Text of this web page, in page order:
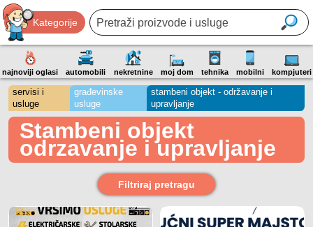
Kategorije
najnoviji oglasi automobili nekretnine moj dom tehnika mobilni kompjuteri
servisi i
usluge
građevinske
usluge
stambeni objekt - održavanje i
upravljanje
Stambeni objekt
odrzavanje i upravljanje
Filtriraj pretragu